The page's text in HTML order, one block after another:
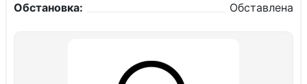
Обстановка:
Обставлена